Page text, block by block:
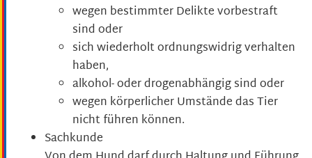
wegen bestimmter Delikte vorbestraft
sind oder
sich wiederholt ordnungswidrig verhalten
haben,
alkohol- oder drogenabhängig sind oder
wegen körperlicher Umstände das Tier
nicht führen können.
Sachkunde